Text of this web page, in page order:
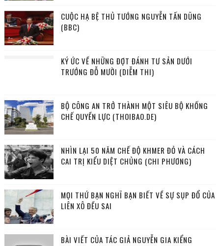
CUỘC HẠ BỆ THỦ TƯỚNG NGUYỄN TẤN DŨNG
(BBC)
KÝ ỨC VỀ NHỮNG ĐỢT ĐÁNH TƯ SẢN DƯỚI
TRƯỚNG ĐỖ MƯỜI (DIỄM THI)
BỘ CÔNG AN TRỞ THÀNH MỘT SIÊU BỘ KHỐNG
CHẾ QUYỀN LỰC (THOIBAO.DE)
NHÌN LẠI 50 NĂM CHẾ ĐỘ KHMER ĐỎ VÀ CÁCH
CAI TRỊ KIỂU DIỆT CHỦNG (CHI PHƯƠNG)
MỌI THỨ BẠN NGHĨ BẠN BIẾT VỀ SỰ SỤP ĐỔ CỦA
LIÊN XÔ ĐỀU SAI
BÀI VIẾT CỦA TÁC GIẢ NGUYỄN GIA KIỂNG